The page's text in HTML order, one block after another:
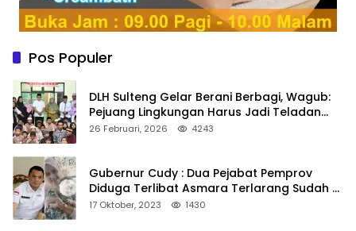
Pos Populer
DLH Sulteng Gelar Berani Berbagi, Wagub:
Pejuang Lingkungan Harus Jadi Teladan
Kepedulian
26 Februari, 2026 4243
Gubernur Cudy : Dua Pejabat Pemprov
Diduga Terlibat Asmara Terlarang Sudah di
Non Job
17 Oktober, 2023 1430